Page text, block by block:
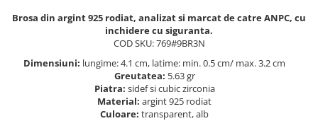
Brosa din argint 925 rodiat, analizat si marcat de catre ANPC, cu
inchidere cu siguranta.
COD SKU: 769#9BR3N
Dimensiuni: lungime: 4.1 cm, latime: min. 0.5 cm/ max. 3.2 cm
Greutatea: 5.63 gr
Piatra: sidef si cubic zirconia
Material: argint 925 rodiat
Culoare: transparent, alb